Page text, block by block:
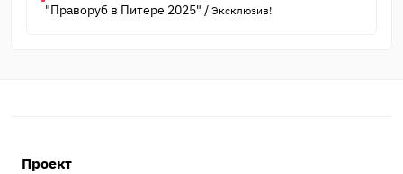
"Праворуб в Питере 2025" /Эксклюзив!
Проект